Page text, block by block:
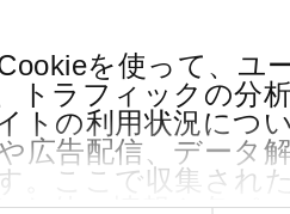
を使って、ユ
トラフィックの分
トの利用状況につ
広告配信、データ
。ここで収集され